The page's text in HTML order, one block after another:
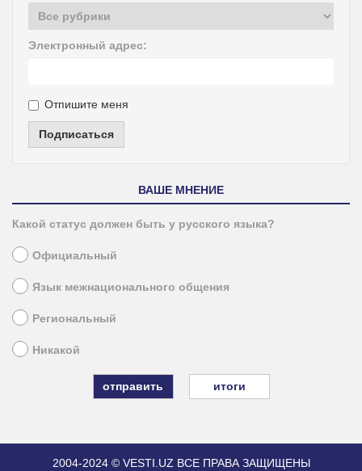
Электронный адрес:
Отпишите меня
Подписаться
ВАШЕ МНЕНИЕ
Какой статус должен быть у русского языка?
Официальный
Язык межнационального общения
Региональный
Никакой
итоги
2004-2024 © VESTI.UZ ВСЕ ПРАВА ЗАЩИЩЕНЫ